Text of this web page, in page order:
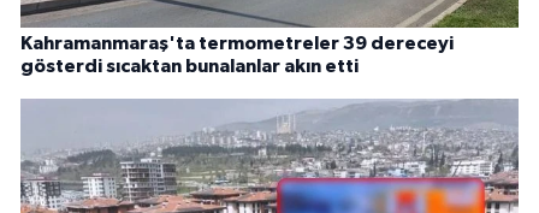
Kahramanmaraş'ta termometreler 39 dereceyi
gösterdi sıcaktan bunalanlar akın etti